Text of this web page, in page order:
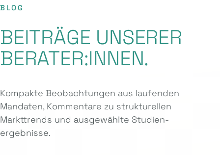
BLOG
BEITRÄGE UNSERER
BERATER:INNEN.
Kompakte Beobachtungen aus laufenden
Mandaten, Kommentare zu strukturellen
Markttrends und ausgewählte Studien­
ergebnisse.